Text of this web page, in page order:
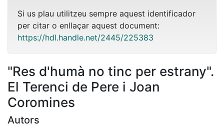
Si us plau utilitzeu sempre aquest identificador
per citar o enllaçar aquest document:
https://hdl.handle.net/2445/225383
"Res d'humà no tinc per estrany".
El Terenci de Pere i Joan
Coromines
Autors